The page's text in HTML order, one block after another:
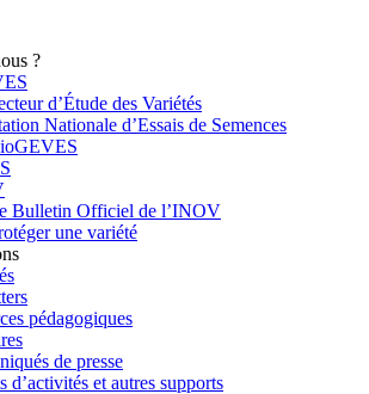
?
d’Étude des Variétés
Nationale d’Essais de Semences
Bulletin Officiel de l’INOV
une variété
pédagogiques
de presse
d’activités et autres supports